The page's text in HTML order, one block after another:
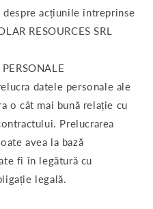
acțiunile întreprinse
RESOURCES SRL
datele personale ale
o cât mai bună relație cu
Prelucrarea
avea la bază
fi în legătură cu
legală.